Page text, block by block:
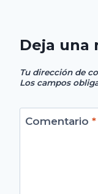
Deja una
Tu dirección de
Los campos
Comentario *